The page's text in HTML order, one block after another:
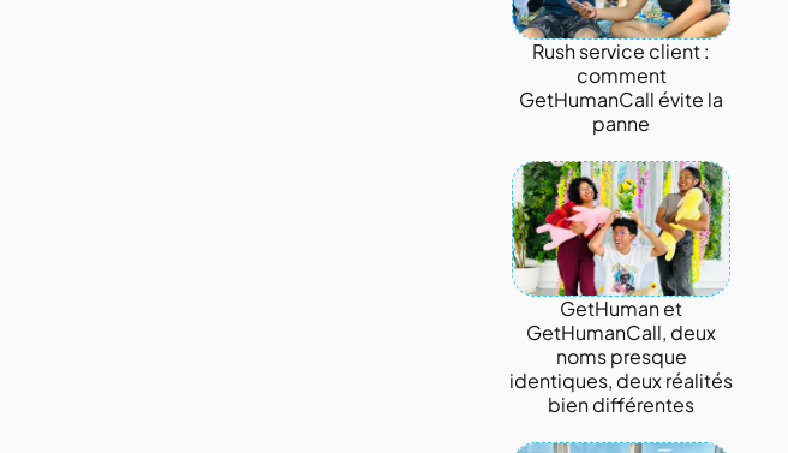
Rush service client :
comment
GetHumanCall évite la
panne
GetHuman et
GetHumanCall, deux
noms presque
identiques, deux réalités
bien différentes